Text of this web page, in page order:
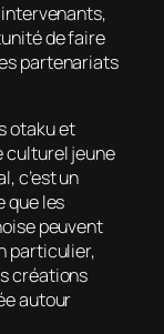
de faire
partenariats
otaku et
culturel jeune
c’est un
que les
peuvent
particulier,
créations
autour